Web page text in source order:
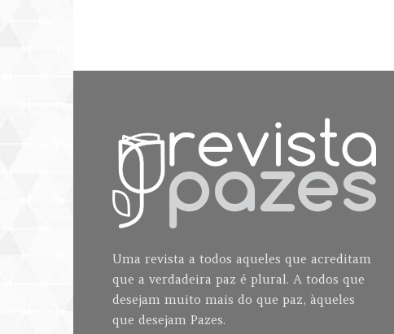
Uma revista a todos aqueles que acreditam
que a verdadeira paz é plural. A todos que
desejam muito mais do que paz, àqueles
que desejam Pazes.